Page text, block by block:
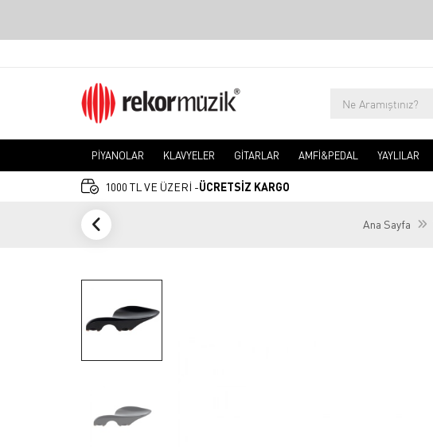
PİYANOLAR KLAVYELER GİTARLAR AMFİ&PEDAL YAYLILAR
1000 TL VE ÜZERİ -ÜCRETSİZ KARGO
Ana Sayfa